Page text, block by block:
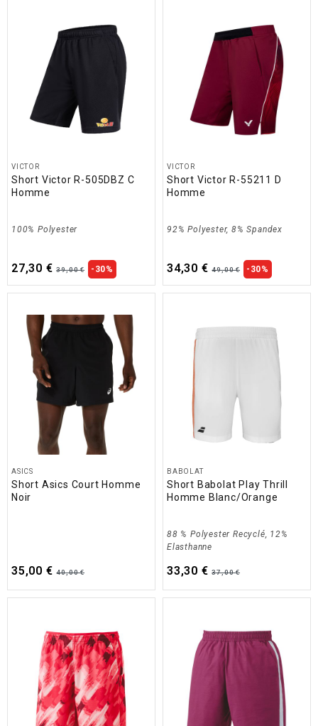
VICTOR
Short Victor R-505DBZ C
Homme
100% Polyester
27,30 € 39,00 € -30%
VICTOR
Short Victor R-55211 D
Homme
92% Polyester, 8% Spandex
34,30 € 49,00 € -30%
ASICS
Short Asics Court Homme
Noir
35,00 € 40,00 €
BABOLAT
Short Babolat Play Thrill
Homme Blanc/Orange
88 % Polyester Recyclé, 12%
Elasthanne
33,30 € 37,00 €